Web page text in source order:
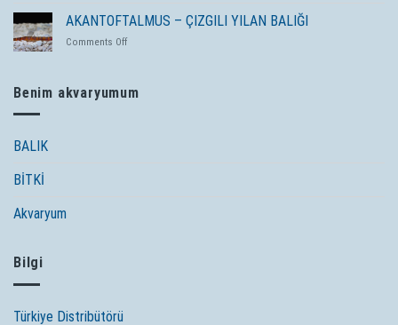
–
UZUN
BURUNLU
AKANTOFTALMUS – ÇIZGILI YILAN BALIĞI
Comments Offon
YILAN
Benim akvaryumum
BALIK
BİTKİ
Akvaryum
Bilgi
Türkiye Distribütörü